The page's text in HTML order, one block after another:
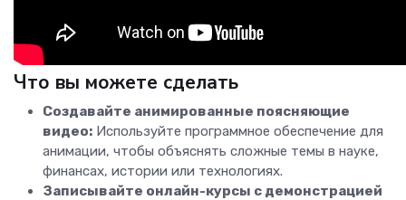
Что вы можете сделать
Создавайте анимированные поясняющие
видео: Используйте программное обеспечение для
анимации, чтобы объяснять сложные темы в науке,
финансах, истории или технологиях.
Записывайте онлайн-курсы с демонстрацией